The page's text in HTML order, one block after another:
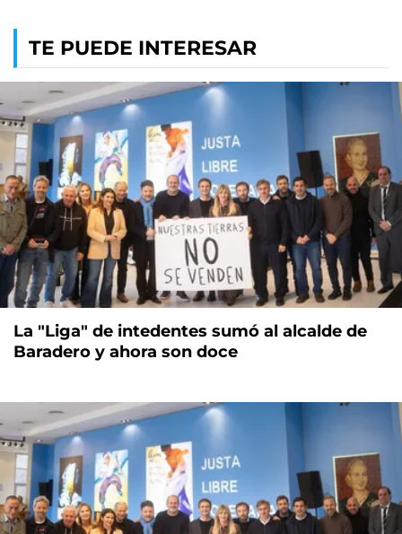
TE PUEDE INTERESAR
La "Liga" de intedentes sumó al alcalde de
Baradero y ahora son doce